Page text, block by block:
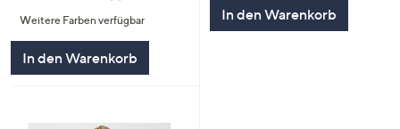
von
5
Weitere Farben verfügbar
In den Warenkorb
In den Warenkorb